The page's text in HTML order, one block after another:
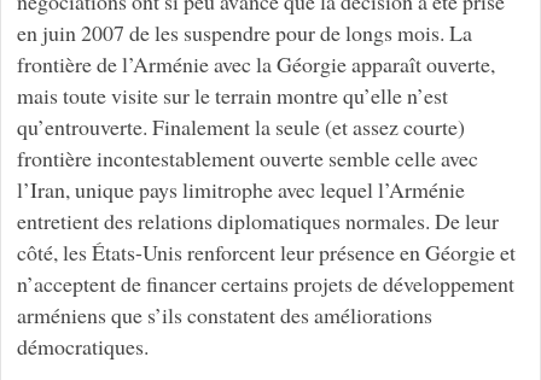
en juin 2007 de les suspendre pour de longs mois. La
frontière de l’Arménie avec la Géorgie apparaît ouverte,
mais toute visite sur le terrain montre qu’elle n’est
qu’entrouverte. Finalement la seule (et assez courte)
frontière incontestablement ouverte semble celle avec
l’Iran, unique pays limitrophe avec lequel l’Arménie
entretient des relations diplomatiques normales. De leur
côté, les États-Unis renforcent leur présence en Géorgie et
n’acceptent de financer certains projets de développement
arméniens que s’ils constatent des améliorations
démocratiques.